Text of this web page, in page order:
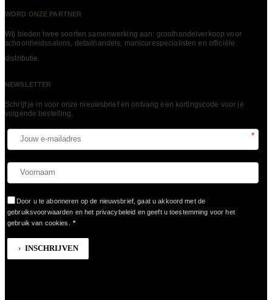
WORD ONZE PARTNER
Wij bieden twee soorten samenwerking aan: groothandelverkoop voor
schoonheidssalons, detailhandels, manicurespecialisten en officiële
distributie.
NEWSLETTER
Schrijf je in voor onze nieuwsbrief en ontvang een kortingscode voor je
volgende bestelling.​
*
Door u te abonneren op de nieuwsbrief, gaat u akkoord met de
gebruiksvoorwaarden en het privacybeleid en geeft u toestemming voor het
gebruik van cookies.
*
INSCHRIJVEN